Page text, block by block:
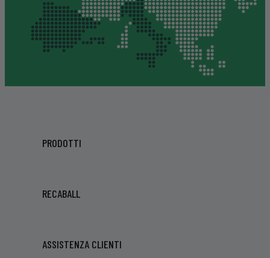
PRODOTTI
RECABALL
ASSISTENZA CLIENTI